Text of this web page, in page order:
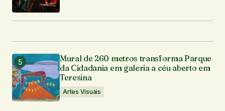
Mural de 260 metros transforma Parque
da Cidadania em galeria a céu aberto em
Teresina
Artes Visuais